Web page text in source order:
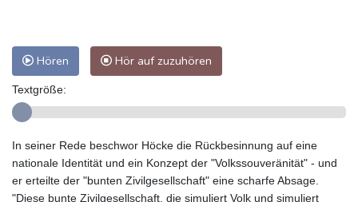
Hören Hör auf zuzuhören
Textgröße:
In seiner Rede beschwor Höcke die Rückbesinnung auf eine
nationale Identität und ein Konzept der "Volkssouveränität" - und
er erteilte der "bunten Zivilgesellschaft" eine scharfe Absage.
"Diese bunte Zivilgesellschaft, die simuliert Volk und simuliert